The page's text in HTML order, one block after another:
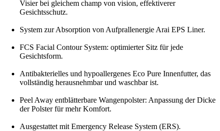
Visier bei gleichem champ von vision, effektiverer
Gesichtsschutz.
System zur Absorption von Aufprallenergie Arai EPS Liner.
FCS Facial Contour System: optimierter Sitz für jede
Gesichtsform.
Antibakterielles und hypoallergenes Eco Pure Innenfutter, das
vollständig herausnehmbar und waschbar ist.
Peel Away entblätterbare Wangenpolster: Anpassung der Dicke
der Polster für mehr Komfort.
Ausgestattet mit Emergency Release System (ERS).